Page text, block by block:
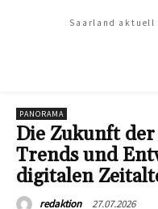
Saarland aktuell
PANORAMA
Die Zukunft
Trends und
digitalen
redaktion 27.07.2026